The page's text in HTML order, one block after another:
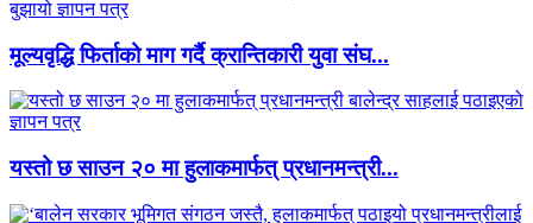
मूल्यवृद्धि फिर्ताको माग गर्दै क्रान्तिकारी युवा संघ...
यस्तो छ साउन २० मा हुलाकमार्फत् प्रधानमन्त्री...